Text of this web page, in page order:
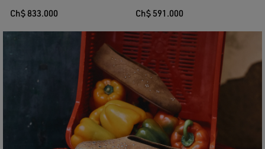
Ch$ 833.000 Ch$ 591.000